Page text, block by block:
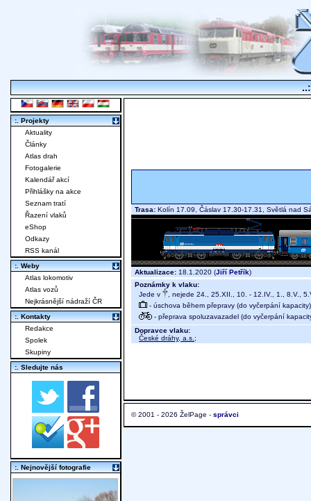
Trasa: Kolín 17.09, Čáslav 17.30-17.31, Světlá nad
Aktualizace: 18.1.2020 (Jiří Petřík)
Poznámky k vlaku:
Jede v
, nejede 24., 25.XII., 10. - 12.IV., 1., 8.V.,
- úschova během přepravy (do vyčerpání kapacity)
- přeprava spoluzavazadel (do vyčerpání
Dopravce vlaku:
České dráhy, a.s. ;
© 2001 - 2026 ŽelPage - správci
:. Projekty
Aktuality
Články
Atlas drah
Fotogalerie
Kalendář akcí
Přihlášky na akce
Seznam tratí
Řazení vlaků
eShop
Odkazy
RSS kanál
:. Weby
Atlas lokomotiv
Atlas vozů
Nejkrásnější nádraží ČR
:. Kontakty
Redakce
Spolek
Skupiny
:. Sledujte nás
:. Nejnovější fotografie